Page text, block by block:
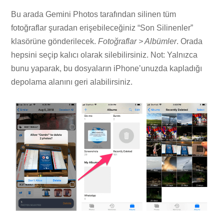
Bu arada Gemini Photos tarafından silinen tüm
fotoğraflar şuradan erişebileceğiniz “Son Silinenler”
klasörüne gönderilecek.Fotoğraflar > Albümler. Orada
hepsini seçip kalıcı olarak silebilirsiniz. Not: Yalnızca
bunu yaparak, bu dosyaların iPhone’unuzda kapladığı
depolama alanını geri alabilirsiniz.